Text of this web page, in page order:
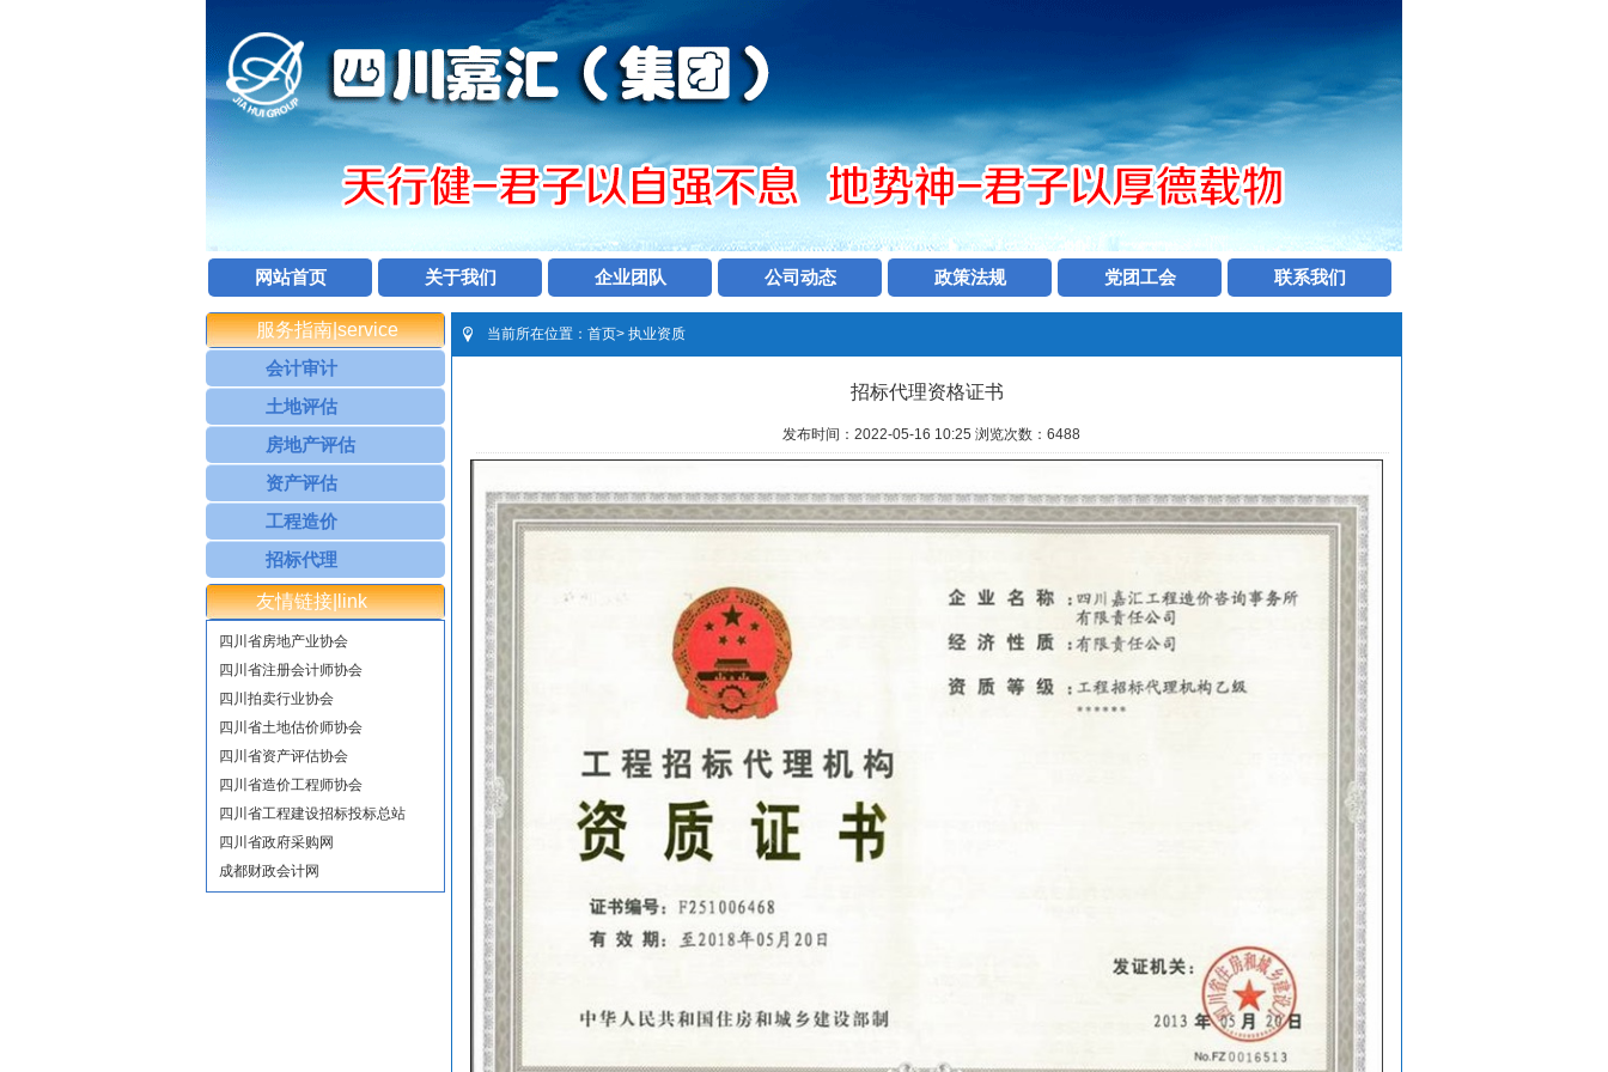
网站首页 关于我们 企业团队 公司动态 政策法规 党团工会 联系我们
服务指南|service
会计审计
土地评估
房地产评估
资产评估
工程造价
招标代理
友情链接|link
四川省房地产业协会
四川省注册会计师协会
四川拍卖行业协会
四川省土地估价师协会
四川省资产评估协会
四川省造价工程师协会
四川省工程建设招标投标总站
四川省政府采购网
成都财政会计网
当前所在位置： 首页> 执业资质
招标代理资格证书
发布时间：2022-05-16 10:25 浏览次数： 6488